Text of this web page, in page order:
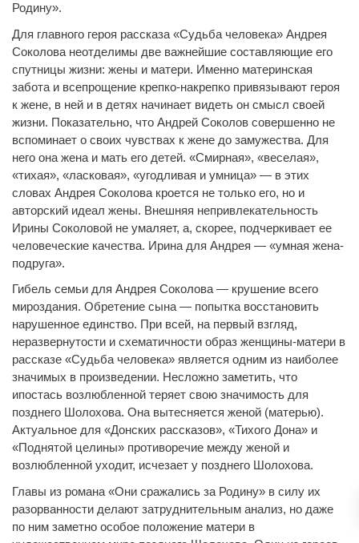
Родину».
Для главного героя рассказа «Судьба человека» Андрея
Соколова неотделимы две важнейшие составляющие его
спутницы жизни: жены и матери. Именно материнская
забота и всепрощение крепко-накрепко привязывают героя
к жене, в ней и в детях начинает видеть он смысл своей
жизни. Показательно, что Андрей Соколов совершенно не
вспоминает о своих чувствах к жене до замужества. Для
него она жена и мать его детей. «Смирная», «веселая»,
«тихая», «ласковая», «угодливая и умница» — в этих
словах Андрея Соколова кроется не только его, но и
авторский идеал жены. Внешняя непривлекательность
Ирины Соколовой не умаляет, а, скорее, подчеркивает ее
человеческие качества. Ирина для Андрея — «умная жена-
подруга».
Гибель семьи для Андрея Соколова — крушение всего
мироздания. Обретение сына — попытка восстановить
нарушенное единство. При всей, на первый взгляд,
неразвернутости и схематичности образ женщины-матери в
рассказе «Судьба человека» является одним из наиболее
значимых в произведении. Несложно заметить, что
ипостась возлюбленной теряет свою значимость для
позднего Шолохова. Она вытесняется женой (матерью).
Актуальное для «Донских рассказов», «Тихого Дона» и
«Поднятой целины» противоречие между женой и
возлюбленной уходит, исчезает у позднего Шолохова.
Главы из романа «Они сражались за Родину» в силу их
разорванности делают затруднительным анализ, но даже
по ним заметно особое положение матери в